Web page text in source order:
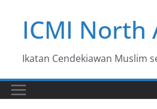
contentICMI North
Ikatan Cendekiawan Muslim